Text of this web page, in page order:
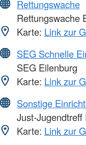
Rettungswache
Rettungswache
Karte: Link zur
SEG Schnelle
SEG Eilenburg
Karte: Link zur
Sonstige
Just-
Karte: Link zur